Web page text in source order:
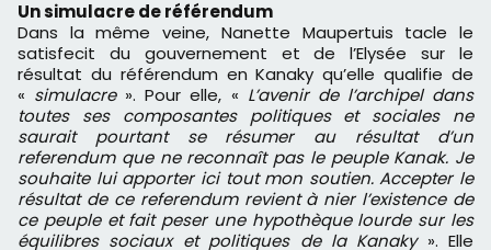
Un simulacre de référendum
Dans la même veine, Nanette Maupertuis tacle le
satisfecit du gouvernement et de l’Elysée sur le
résultat du référendum en Kanaky qu’elle qualifie de
« simulacre». Pour elle, « L’avenir de l’archipel dans
toutes ses composantes politiques et sociales ne
saurait pourtant se résumer au résultat d’un
referendum que ne reconnaît pas le peuple Kanak. Je
souhaite lui apporter ici tout mon soutien. Accepter le
résultat de ce referendum revient à nier l’existence de
ce peuple et fait peser une hypothèque lourde sur les
équilibres sociaux et politiques de la Kanaky ». Elle